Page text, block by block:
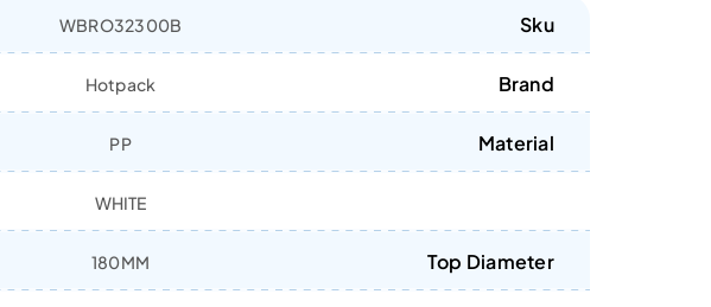
Sku
WBRO32300B
Brand
Hotpack
Material
PP
WHITE
Top Diameter
180MM